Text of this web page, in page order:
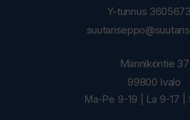
Y-tunnus
Männiköntie 37
99800 Ivalo
Ma-Pe 9-19 | La 9-17 |